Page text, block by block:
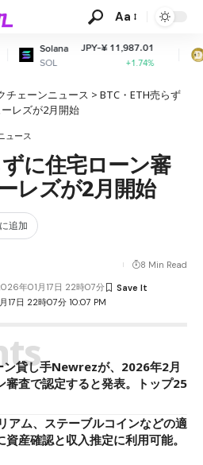
Aa
JPY-¥ 11,987.01
+1.74%
Dogecoin
DOGE
チェーンニュース > BTC・ETH売らず
レズが2月開始
ュース
に住宅ローン審
レズが2月開始
追加
日 22時07分 10:07 PM
年01月17日 22時07分
8 Min Read
ン貸し手Newrezが、2026年2月
審査で認定すると発表。トップ25
アム、ステーブルコインなどの適
産確認と収入推定に利用可能。